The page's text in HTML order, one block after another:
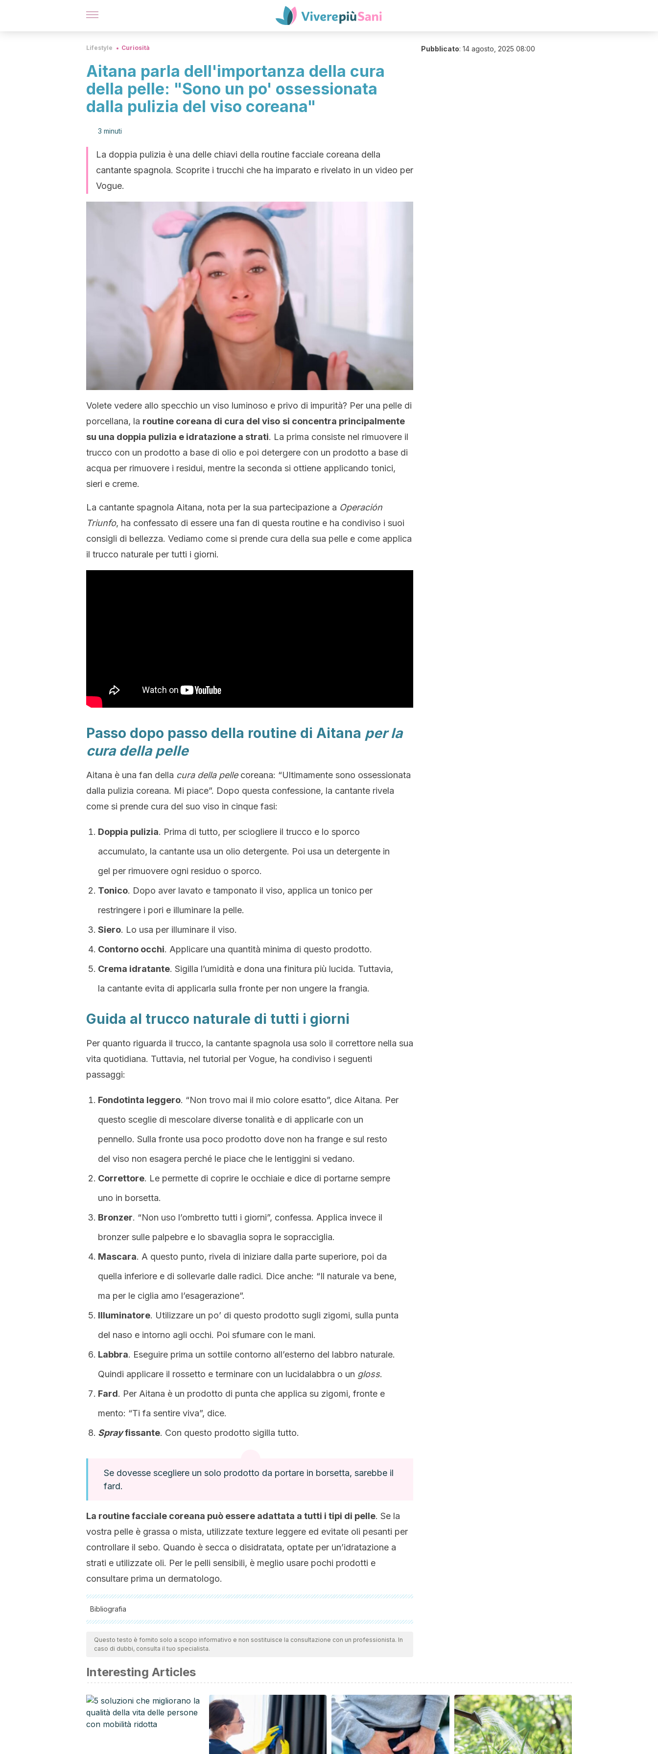
Lifestyle Curiosità
Aitana parla dell'importanza della cura
della pelle: "Sono un po' ossessionata
dalla pulizia del viso coreana"
3 minuti
La doppia pulizia è una delle chiavi della routine facciale coreana della
cantante spagnola. Scoprite i trucchi che ha imparato e rivelato in un video per
Vogue.
Volete vedere allo specchio un viso luminoso e privo di impurità? Per una pelle di
porcellana, la routine coreana di cura del viso si concentra principalmente
su una doppia pulizia e idratazione a strati. La prima consiste nel rimuovere il
trucco con un prodotto a base di olio e poi detergere con un prodotto a base di
acqua per rimuovere i residui, mentre la seconda si ottiene applicando tonici,
sieri e creme.
La cantante spagnola Aitana, nota per la sua partecipazione a Operación
Triunfo, ha confessato di essere una fan di questa routine e ha condiviso i suoi
consigli di bellezza. Vediamo come si prende cura della sua pelle e come applica
il trucco naturale per tutti i giorni.
Passo dopo passo della routine di Aitana per la
cura della pelle
Aitana è una fan della cura della pellecoreana: “Ultimamente sono ossessionata
dalla pulizia coreana. Mi piace”. Dopo questa confessione, la cantante rivela
come si prende cura del suo viso in cinque fasi:
Doppia pulizia. Prima di tutto, per sciogliere il trucco e lo sporco
accumulato, la cantante usa un olio detergente. Poi usa un detergente in
gel per rimuovere ogni residuo o sporco.
Tonico. Dopo aver lavato e tamponato il viso, applica un tonico per
restringere i pori e illuminare la pelle.
Siero. Lo usa per illuminare il viso.
Contorno occhi. Applicare una quantità minima di questo prodotto.
Crema idratante. Sigilla l’umidità e dona una finitura più lucida. Tuttavia,
la cantante evita di applicarla sulla fronte per non ungere la frangia.
Guida al trucco naturale di tutti i giorni
Per quanto riguarda il trucco, la cantante spagnola usa solo il correttore nella sua
vita quotidiana. Tuttavia, nel tutorial per Vogue, ha condiviso i seguenti
passaggi:
Fondotinta leggero. “Non trovo mai il mio colore esatto”, dice Aitana. Per
questo sceglie di mescolare diverse tonalità e di applicarle con un
pennello. Sulla fronte usa poco prodotto dove non ha frange e sul resto
del viso non esagera perché le piace che le lentiggini si vedano.
Correttore. Le permette di coprire le occhiaie e dice di portarne sempre
uno in borsetta.
Bronzer. “Non uso l’ombretto tutti i giorni”, confessa. Applica invece il
bronzer sulle palpebre e lo sbavaglia sopra le sopracciglia.
Mascara. A questo punto, rivela di iniziare dalla parte superiore, poi da
quella inferiore e di sollevarle dalle radici. Dice anche: “Il naturale va bene,
ma per le ciglia amo l’esagerazione”.
Illuminatore. Utilizzare un po’ di questo prodotto sugli zigomi, sulla punta
del naso e intorno agli occhi. Poi sfumare con le mani.
Labbra. Eseguire prima un sottile contorno all’esterno del labbro naturale.
Quindi applicare il rossetto e terminare con un lucidalabbra o un gloss.
Fard. Per Aitana è un prodotto di punta che applica su zigomi, fronte e
mento: “Ti fa sentire viva”, dice.
Sprayfissante. Con questo prodotto sigilla tutto.
Se dovesse scegliere un solo prodotto da portare in borsetta, sarebbe il
fard.
La routine facciale coreana può essere adattata a tutti i tipi di pelle. Se la
vostra pelle è grassa o mista, utilizzate texture leggere ed evitate oli pesanti per
controllare il sebo. Quando è secca o disidratata, optate per un’idratazione a
strati e utilizzate oli. Per le pelli sensibili, è meglio usare pochi prodotti e
consultare prima un dermatologo.
Bibliografia
Tutte le fonti citate sono state esaminate a fondo dal nostro team per garantirne la qualità,
l'affidabilità, l'attualità e la validità. La bibliografia di questo articolo è stata considerata affidabile e di
precisione accademica o scientifica.
Vogue España. [Aitana]. (2025, mayo 28). Aitana: rutina de skincare y maquillaje natural [Video].
https://youtu.be/VWW1WTAZs7Y
Questo testo è fornito solo a scopo informativo e non sostituisce la consultazione con un professionista. In
caso di dubbi, consulta il tuo specialista.
Pubblicato: 14 agosto, 2025 08:00
Interesting Articles